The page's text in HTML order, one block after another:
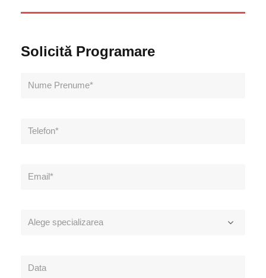
Solicită Programare